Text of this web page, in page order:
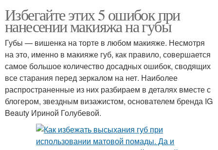
Избегайте этих 5 ошибок при
нанесении макияжа на губы
Губы — вишенка на торте в любом макияже. Несмотря
на это, именно в макияже губ, как правило, совершается
самое большое количество досадных ошибок, сводящих
все старания перед зеркалом на нет. Наиболее
распространенные из них разбираем в деталях вместе с
блогером, звездным визажистом, основателем бренда IG
Beauty Ириной Голубевой.